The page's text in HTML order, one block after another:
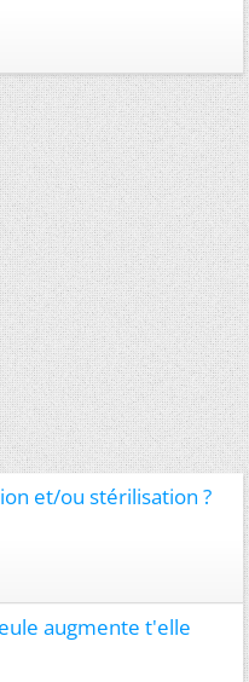
et/ou stérilisation ?
augmente t'elle